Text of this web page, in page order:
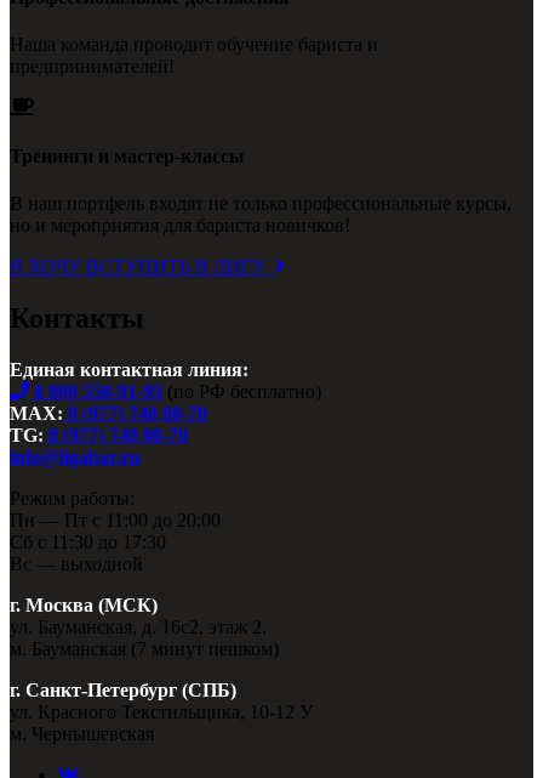
Наша команда проводит обучение бариста и
предпринимателей!
Тренинги и мастер-классы
В наш портфель входят не только профессиональные курсы,
но и мероприятия для бариста новичков!
Я ХОЧУ ВСТУПИТЬ В ЛИГУ
Контакты
Единая контактная линия:
8 800 550-91-93 (по РФ бесплатно)
MAX: 8 (977) 740 80-70
TG: 8 (977) 740 80-70
info@ligabar.ru
Режим работы:
Пн — Пт с 11:00 до 20:00
Сб с 11:30 до 17:30
Вс — выходной
г. Москва (МСК)
ул. Бауманская, д. 16с2, этаж 2.
м. Бауманская (7 минут пешком)
г. Санкт-Петербург (СПБ)
ул. Красного Текстильщика, 10-12 У
м. Чернышевская